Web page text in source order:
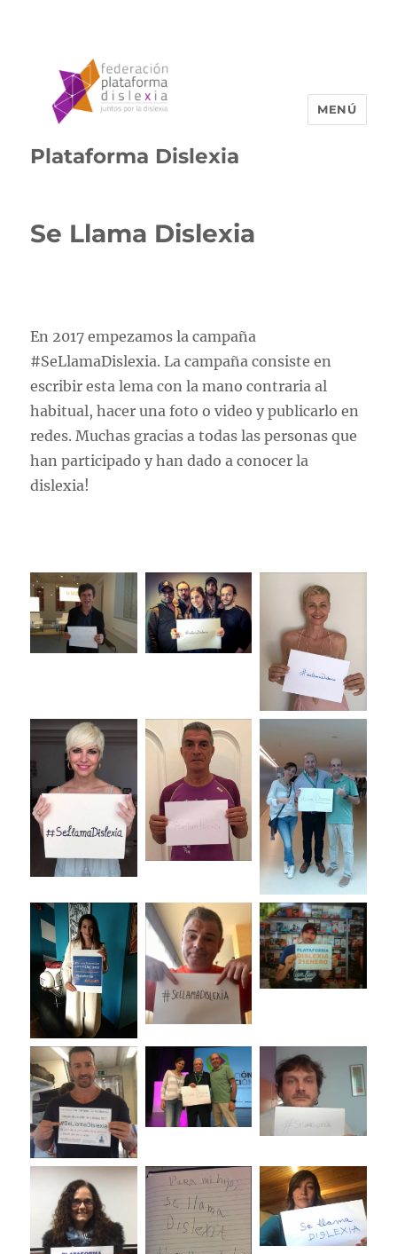
Plataforma Dislexia
MENÚ
Se Llama Dislexia
En 2017 empezamos la campaña
#SeLlamaDislexia. La campaña consiste en
escribir esta lema con la mano contraria al
habitual, hacer una foto o video y publicarlo en
redes. Muchas gracias a todas las personas que
han participado y han dado a conocer la
dislexia!